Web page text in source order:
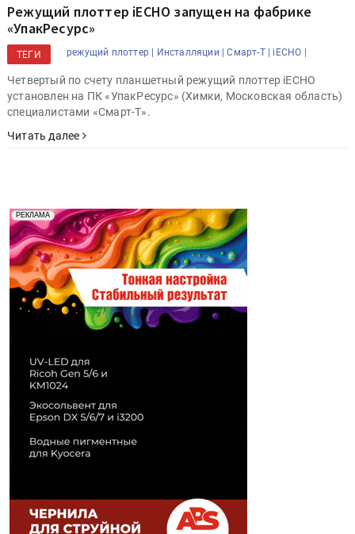
Режущий плоттер iECHO запущен на фабрике
«УпакРесурс»
ТЕГИ режущий плоттер | Инсталляции | Смарт-Т | iECHO |
Четвертый по счету планшетный режущий плоттер iECHO
установлен на ПК «УпакРесурс» (Химки, Московская область)
специалистами «Смарт-Т».
Читать далее
РЕКЛАМА
Реклама. Рекламодатель ООО "Передовые Системы
Печати" erid: 2SDnjd2d4Qz